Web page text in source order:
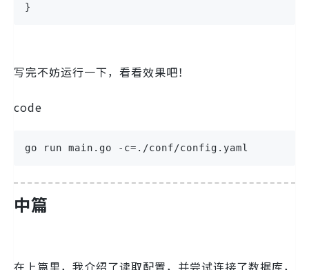
}
写完不妨运行一下，看看效果吧！
code
go run main.go -c=./conf/config.yaml
中篇